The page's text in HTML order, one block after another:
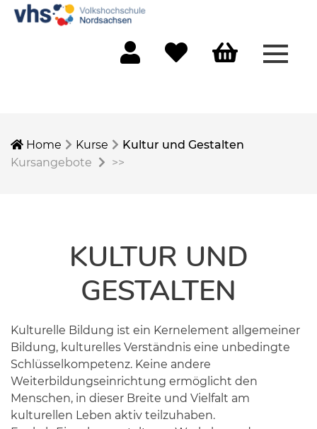
Home Kurse
Kultur und Gestalten
Kursangebote
>>
KULTUR UND
GESTALTEN
Kulturelle Bildung ist ein Kernelement allgemeiner
Bildung, kulturelles Verständnis eine unbedingte
Schlüsselkompetenz. Keine andere
Weiterbildungseinrichtung ermöglicht den
Menschen, in dieser Breite und Vielfalt am
kulturellen Leben aktiv teilzuhaben.